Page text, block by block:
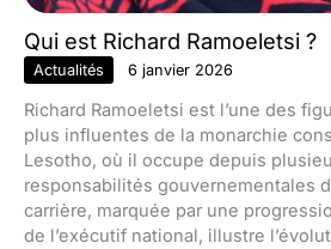
Qui est Richard Ramoeletsi ?
Actualités 6 janvier 2026
Richard Ramoeletsi est l’une des
plus influentes de la monarchie
Lesotho, où il occupe depuis
responsabilités gouvernementales
carrière, marquée par une
de l’exécutif national, illustre